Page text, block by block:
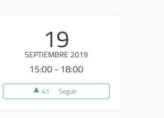
19
SEPTIEMBRE 2019
15:00 - 18:00
41 41 seguidoras
SeguirSperimentare il futuro: